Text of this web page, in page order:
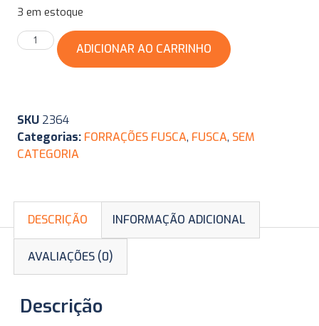
3 em estoque
ADICIONAR AO CARRINHO
SKU 2364
Categorias: FORRAÇÕES FUSCA, FUSCA, SEM
CATEGORIA
DESCRIÇÃO INFORMAÇÃO ADICIONAL
AVALIAÇÕES (0)
Descrição